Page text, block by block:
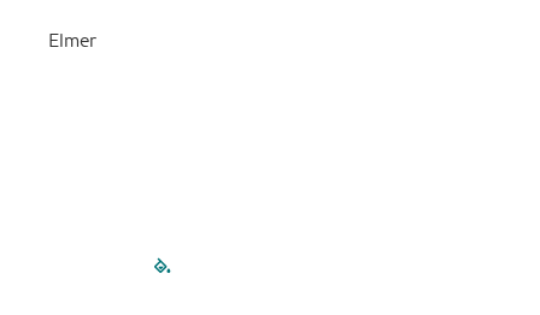
Elmer
filled-pagination